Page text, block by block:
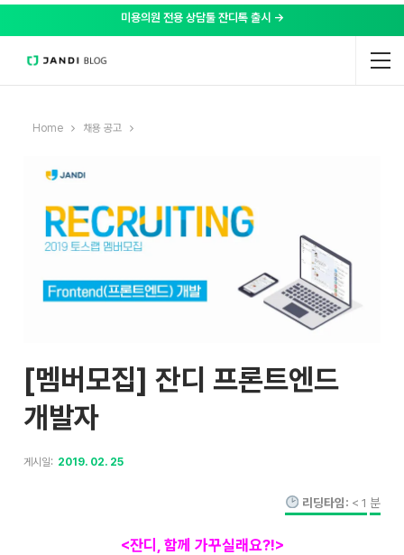
미용의원 전용 상담툴 잔디톡 출시 →
Home 채용 공고
[멤버모집] 잔디 프론트엔드
개발자
게시일: 2019. 02. 25
리딩타임: < 1 분
<잔디 함께 가꾸실래요?!>